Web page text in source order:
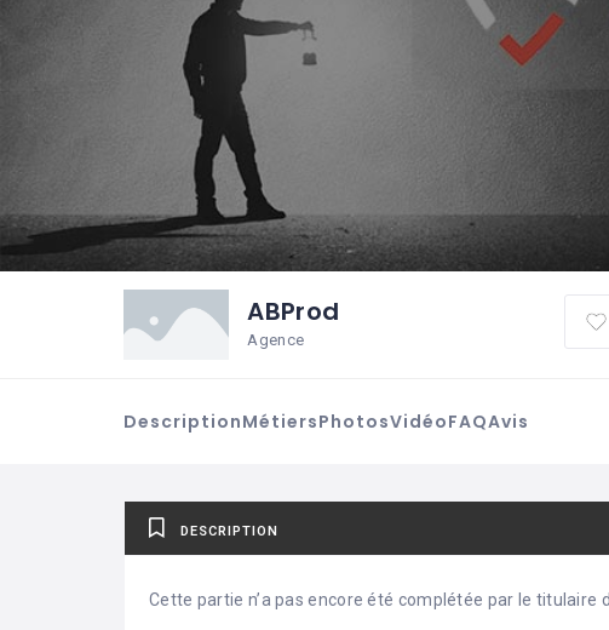
ABProd
Agence
DescriptionMétiersPhotosVidéoFAQAvis
DESCRIPTION
Cette partie n’a pas encore été complétée par le titulaire